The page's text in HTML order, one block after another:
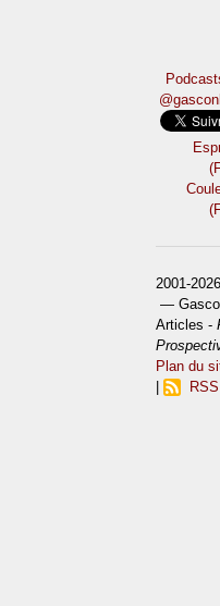
2001-2026
—
Articles -
Plan du